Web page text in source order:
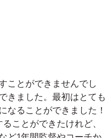
ことができませんでし
きました。最初はとても
なることができました！
ことができたけれど、